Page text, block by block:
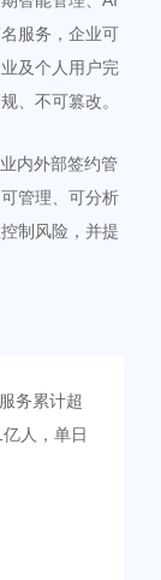
服务，企业可
及个人用户完
、不可篡改。
内外部签约管
管理、可分析
制风险，并提
务累计超
人，单日